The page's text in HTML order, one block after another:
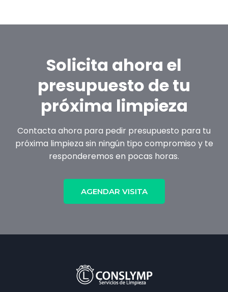
Solicita ahora el
presupuesto de tu
próxima limpieza
Contacta ahora para pedir presupuesto para tu
próxima limpieza sin ningún tipo compromiso y te
responderemos en pocas horas.
AGENDAR VISITA